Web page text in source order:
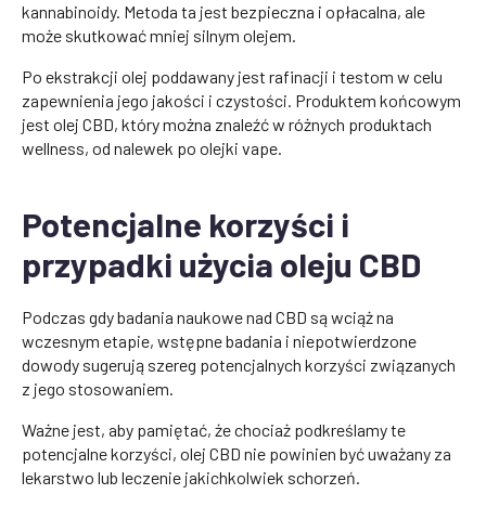
kannabinoidy. Metoda ta jest bezpieczna i opłacalna, ale
może skutkować mniej silnym olejem.
Po ekstrakcji olej poddawany jest rafinacji i testom w celu
zapewnienia jego jakości i czystości. Produktem końcowym
jest olej CBD, który można znaleźć w różnych produktach
wellness, od nalewek po olejki vape.
Potencjalne korzyści i
przypadki użycia oleju CBD
Podczas gdy badania naukowe nad CBD są wciąż na
wczesnym etapie, wstępne badania i niepotwierdzone
dowody sugerują szereg potencjalnych korzyści związanych
z jego stosowaniem.
Ważne jest, aby pamiętać, że chociaż podkreślamy te
potencjalne korzyści, olej CBD nie powinien być uważany za
lekarstwo lub leczenie jakichkolwiek schorzeń.